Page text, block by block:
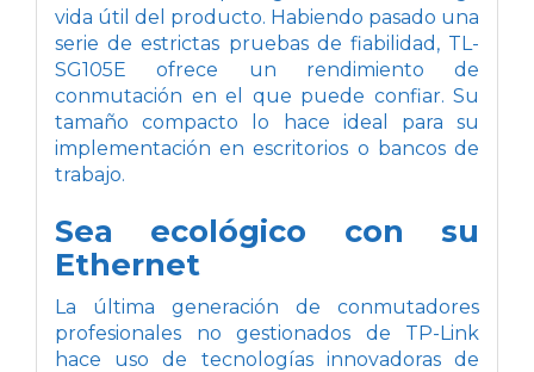
vida útil del producto. Habiendo pasado una
serie de estrictas pruebas de fiabilidad, TL-
SG105E ofrece un rendimiento de
conmutación en el que puede confiar. Su
tamaño compacto lo hace ideal para su
implementación en escritorios o bancos de
trabajo.
Sea ecológico con su
Ethernet
La última generación de conmutadores
profesionales no gestionados de TP-Link
hace uso de tecnologías innovadoras de